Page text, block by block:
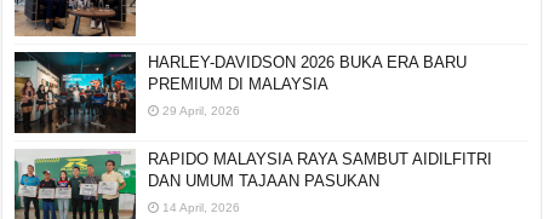
HARLEY-DAVIDSON 2026 BUKA ERA BARU
PREMIUM DI MALAYSIA
29 April, 2026
RAPIDO MALAYSIA RAYA SAMBUT AIDILFITRI
DAN UMUM TAJAAN PASUKAN
14 April, 2026